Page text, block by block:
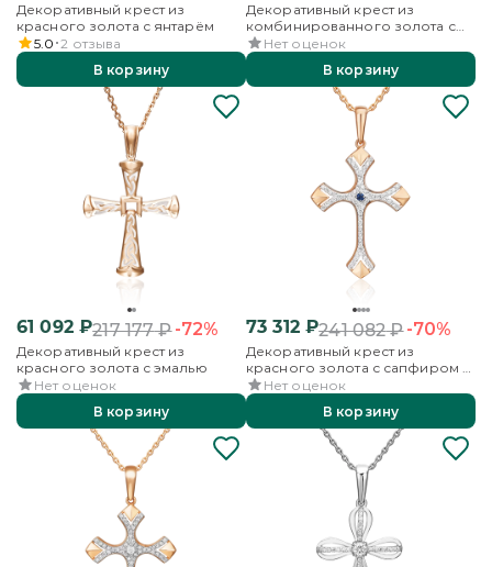
Декоративный крест из
красного золота с янтарём
5.0 2 отзыва
В корзину
Декоративный крест из
комбинированного золота с
фианитами
Нет оценок
В корзину
61 092₽217 177₽-72%
Декоративный крест из
красного золота с эмалью
Нет оценок
В корзину
73 312₽241 082₽-70%
Декоративный крест из
красного золота с сапфиром и
бриллиантами
Нет оценок
В корзину